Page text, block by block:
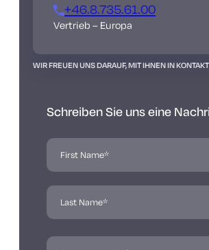
+46.8.735.61.00
Vertrieb – Europa
WIR FREUEN UNS DARAUF, MIT IHNEN IN
Schreiben Sie uns eine